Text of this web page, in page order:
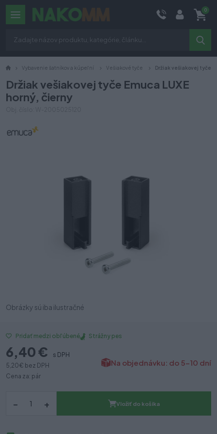
0
Vybavenie šatníkov a kúpeľní Vešiakové tyče Držiak vešiakovej tyče
Držiak vešiakovej tyče Emuca LUXE
horný, čierny
Obrázky sú iba ilustračné
Pridať medzi obľúbené Strážny pes
6,40 €
s DPH
5,20 € bez DPH
Cena za: pár
Na objednávku: do 5-10 dní
– + Vložiť do košíka